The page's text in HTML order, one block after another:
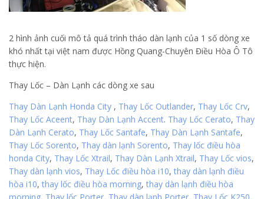
2 hình ảnh cuối mô tả quá trình tháo dàn lạnh của 1 số dòng xe
khó nhất tại việt nam được Hồng Quang-Chuyên Điều Hòa Ô Tô
thực hiện.
Thay Lốc – Dàn Lạnh các dòng xe sau
Thay Dàn Lạnh Honda City , Thay Lốc Outlander, Thay Lốc Crv,
Thay Lốc Aceent, Thay Dàn Lạnh Accent. Thay Lốc Cerato, Thay
Dàn Lạnh Cerato, Thay Lốc Santafe, Thay Dàn Lạnh Santafe,
Thay Lốc Sorento, Thay dàn lạnh Sorento, Thay lốc điều hòa
honda City, Thay Lốc Xtrail, Thay Dàn Lạnh Xtrail, Thay Lốc vios,
Thay dàn lạnh vios, Thay Lốc điều hòa i10, thay dàn lạnh điều
hòa i10, thay lốc điều hòa morning, thay dàn lạnh điều hòa